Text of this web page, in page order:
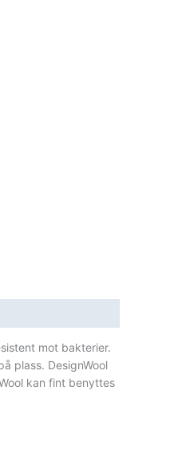
mot bakterier.
plass. DesignWool
kan fint benyttes